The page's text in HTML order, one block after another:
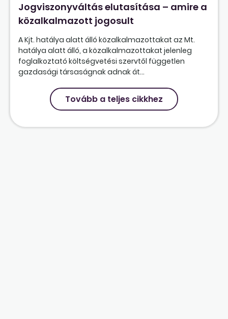
Jogviszonyváltás elutasítása – amire a
közalkalmazott jogosult
A Kjt. hatálya alatt álló közalkalmazottakat az Mt.
hatálya alatt álló, a közalkalmazottakat jelenleg
foglalkoztató költségvetési szervtől független
gazdasági társaságnak adnak át...
Tovább a teljes cikkhez